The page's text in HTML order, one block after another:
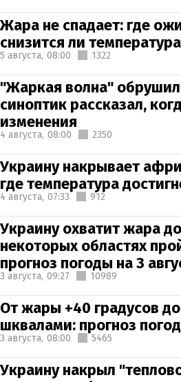
Жара не спадает: где
снизится ли
5 августа, 08:00 1322
"Жаркая волна"
синоптик рассказал,
изменения
4 августа, 08:00 2350
Украину накрывает
где температура
4 августа, 07:33 912
Украину охватит жара
некоторых областях
прогноз погоды на 3
3 августа, 09:27 10989
От жары +40 градусов
шквалами: прогноз
3 августа, 08:00 5465
Украину накрыл